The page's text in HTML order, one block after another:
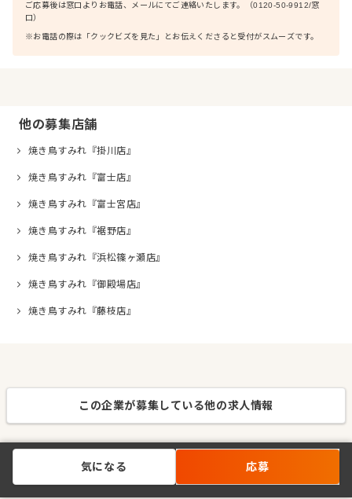
ご応募後は窓口よりお電話、メールにてご連絡いたします。（0120-50-9912/窓
口）
※お電話の際は「クックビズを見た」とお伝えくださると受付がスムーズです。
他の募集店舗
焼き鳥すみれ『掛川店』
焼き鳥すみれ『富士店』
焼き鳥すみれ『富士宮店』
焼き鳥すみれ『裾野店』
焼き鳥すみれ『浜松篠ヶ瀬店』
焼き鳥すみれ『御殿場店』
焼き鳥すみれ『藤枝店』
この企業が募集している他の求人情報
気になる 応募